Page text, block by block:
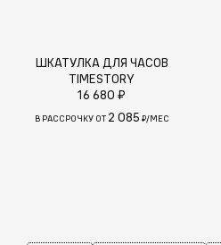
ШКАТУЛКА ДЛЯ ЧАСОВ
TIMESTORY
16 680 ₽
В РАССРОЧКУ ОТ 2 085 ₽/МЕС